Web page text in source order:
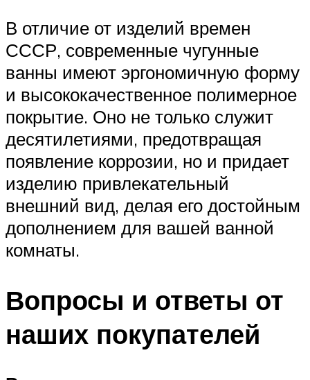
В отличие от изделий времен
СССР, современные чугунные
ванны имеют эргономичную форму
и высококачественное полимерное
покрытие. Оно не только служит
десятилетиями, предотвращая
появление коррозии, но и придает
изделию привлекательный
внешний вид, делая его достойным
дополнением для вашей ванной
комнаты.
Вопросы и ответы от
наших покупателей